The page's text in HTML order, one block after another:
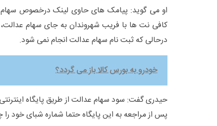
او می گوید: پیامک های حاوی لینک درخصوص
کافی نت ها با فریب شهروندان به جای سهام
درحالی که ثبت نام سهام عدالت انجام نمی شود.
خودرو به بورس کالا باز می گردد؟
حیدری گفت: سود سهام عدالت از طریق پایگاه
پس از مراجعه به این پایگاه حتما شماره شبای خود